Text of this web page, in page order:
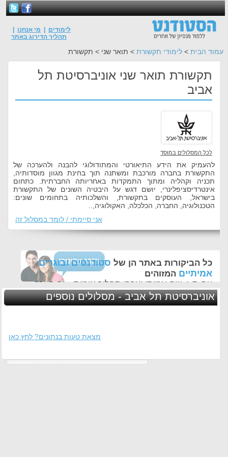
לימודים מי אנחנו
תהליך הדירוג באתר
עמוד הבית > לימודי תקשורת > תואר שני > תקשורת
תקשורת תואר שני אוניברסיטת תל
אביב
לכל המסלולים במוסד
להעמיק את הידע התיאורטי והמתודולוגי להבנה ולהערכה של
התקשורת בחברה מורכבת ומשתנה תוך בחינת מגוון מוסדותיה,
תכניה וקהליה ומתוך התמקדות באחריותה החברתית. כתחום
אינטרדיסציפלינרי, יושם דגש על היבטיה השונים של התקשורת
בישראל, העוסקים בתקשורת, והשלכותיה בתחומים שונים:
הטכנולוגיה, החברה, הכלכלה, האקולוגיה,..
אני סיימתי / לומד במסלול זה
כל הביקורות באתר הן של סטודנטים ובוגרים
אמיתיים המזוהים
עם ת.ז, שם אמיתי ועברו תהליך אימות - זה הערך
החשוב לנו ביותר באתר
אוניברסיטת תל אביב - מסלולים נוספים
מצאת טעות בנתונים? לחץ כאן